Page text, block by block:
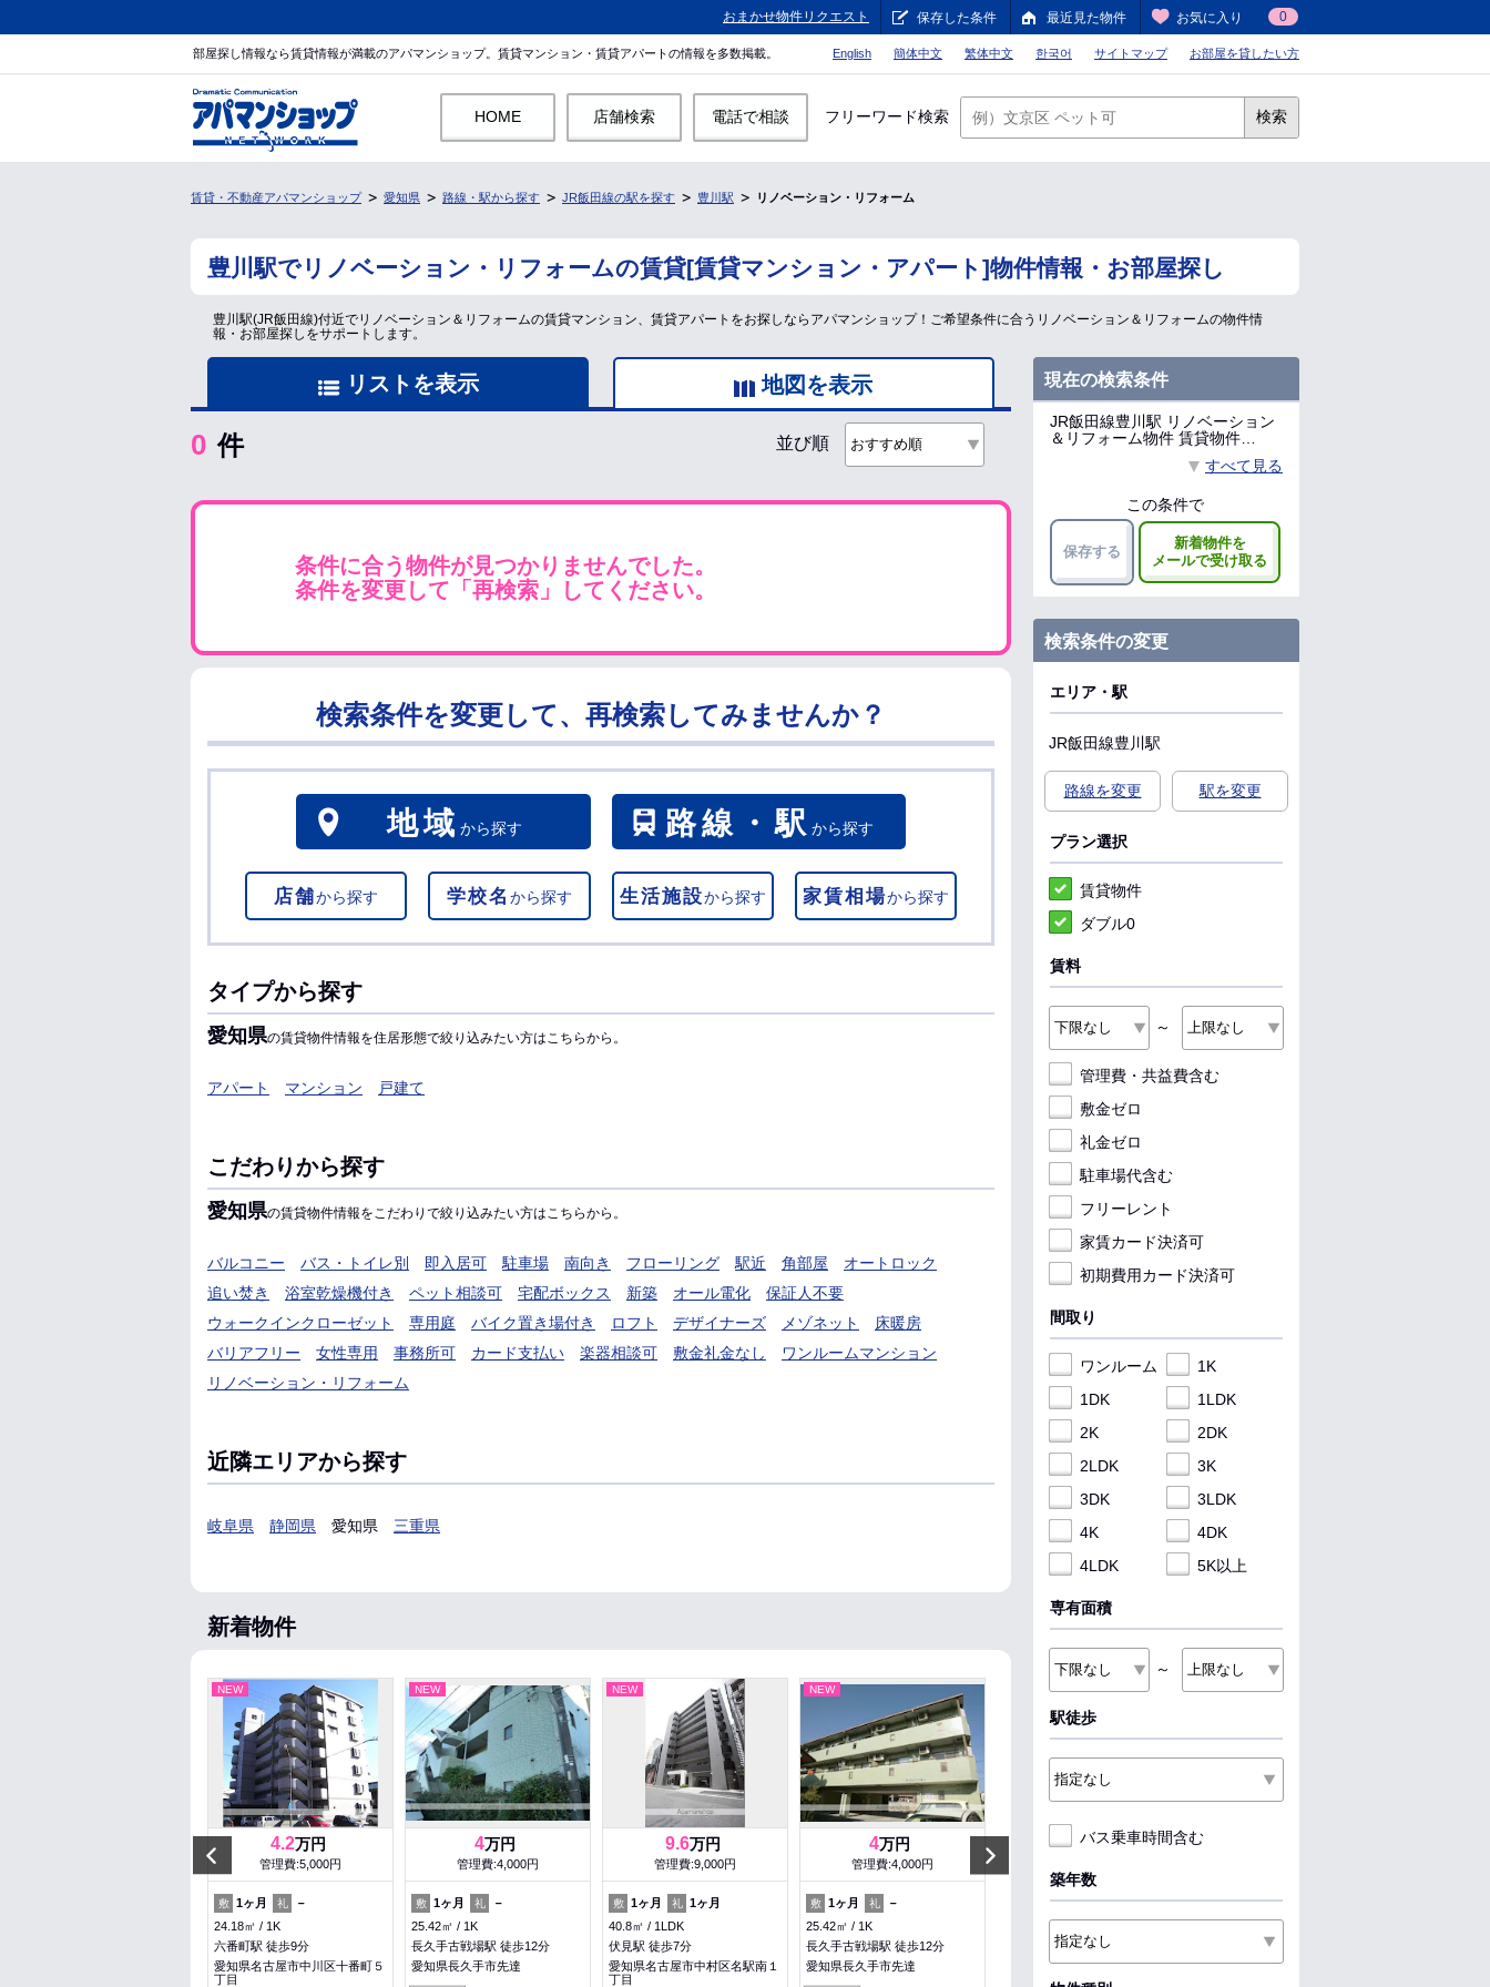
おまかせ物件リクエスト 保存した条件 最近見た物件 お気に入り 0
部屋探し情報なら賃貸情報が満載のアパマンショップ。賃貸マンション・賃貸アパートの情報を多数掲載。 English 簡体中文 繁体中文 한국어 サイトマップ お部屋を貸したい方
HOME 店舗検索 電話で相談 フリーワード検索 検索
賃貸・不動産アパマンショップ 愛知県 路線・駅から探す JR飯田線の駅を探す 豊川駅 リノベーション・リフォーム
豊川駅でリノベーション・リフォームの賃貸[賃貸マンション・アパート]物件情報・お部屋探し
豊川駅(JR飯田線)付近でリノベーション＆リフォームの賃貸マンション、賃貸アパートをお探しならアパマンショップ！ご希望条件に合うリノベーション＆リフォームの物件情
報・お部屋探しをサポートします。
リストを表示 地図を表示
0 件 並び順
条件に合う物件が見つかりませんでした。
条件を変更して「再検索」してください。
検索条件を変更して、再検索してみませんか？
地域 から探す 路線・駅から探す
店舗から探す 学校名 から探す 生活施設から探す 家賃相場から探す
タイプから探す
愛知県の賃貸物件情報を住居形態で絞り込みたい方はこちらから。
アパート マンション 戸建て
こだわりから探す
愛知県の賃貸物件情報をこだわりで絞り込みたい方はこちらから。
バルコニー バス・トイレ別 即入居可 駐車場 南向き フローリング 駅近 角部屋
オートロック
追い焚き
浴室乾燥機付き ペット相談可 宅配ボックス 新築 オール電化
保証人不要
ウォークインクローゼット
専用庭 バイク置き場付き ロフト デザイナーズ メゾネット
床暖房
バリアフリー
女性専用 事務所可 カード支払い 楽器相談可 敷金礼金なし
ワンルームマンション
リノベーション・リフォーム
近隣エリアから探す
岐阜県 静岡県 愛知県 三重県
新着物件
Previous
NEW
4.2万円
管理費:5,000円
敷 1ヶ月 礼
－
24.18㎡
1K
六番町駅 徒歩9分
愛知県名古屋市中川区十番町５
丁目
NEW
4万円
管理費:4,000円
敷 1ヶ月 礼
－
25.42㎡
1K
長久手古戦場駅 徒歩12分
愛知県長久手市先達
NEW
9.6万円
管理費:9,000円
敷 1ヶ月 礼 1ヶ月
40.8㎡
1LDK
伏見駅 徒歩7分
愛知県名古屋市中村区名駅南１
丁目
NEW
4万円
管理費:4,000円
敷 1ヶ月 礼
－
25.42㎡
1K
長久手古戦場駅 徒歩12分
愛知県長久手市先達
3.7万円
礼 －
庄内通駅 徒歩7分
愛知県名古屋市西区新福寺町１
NEW
敷 － 礼 －
2LDK
星ヶ丘駅 徒歩13分
愛知県名古屋市名東区西山本通
現在の検索条件
JR飯田線豊川駅 リノベーション
＆リフォーム物件 賃貸物件…
すべて見る
この条件で
保存する
新着物件を
メールで受け取る
検索条件の変更
エリア・駅
JR飯田線豊川駅
路線を変更 駅を変更
プラン選択
賃貸物件
ダブル0
賃料
～
管理費・共益費含む
敷金ゼロ
礼金ゼロ
駐車場代含む
フリーレント
家賃カード決済可
初期費用カード決済可
間取り
ワンルーム
1K
1DK
1LDK
2K
2DK
2LDK
3K
3DK
3LDK
4K
4DK
4LDK
5K以上
専有面積
～
駅徒歩
バス乗車時間含む
築年数